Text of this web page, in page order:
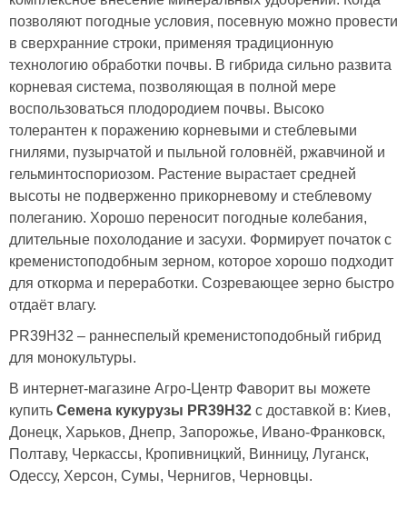
позволяют погодные условия, посевную можно провести
в сверхранние строки, применяя традиционную
технологию обработки почвы. В гибрида сильно развита
корневая система, позволяющая в полной мере
воспользоваться плодородием почвы. Высоко
толерантен к поражению корневыми и стеблевыми
гнилями, пузырчатой и пыльной головнёй, ржавчиной и
гельминтоспориозом. Растение вырастает средней
высоты не подверженно прикорневому и стеблевому
полеганию. Хорошо переносит погодные колебания,
длительные похолодание и засухи. Формирует початок с
кременистоподобным зерном, которое хорошо подходит
для откорма и переработки. Созревающее зерно быстро
отдаёт влагу.
PR39H32 – раннеспелый кременистоподобный гибрид
для монокультуры.
В интернет-магазине Агро-Центр Фаворит вы можете
купить Семена кукурузы PR39H32 с доставкой в: Киев,
Донецк, Харьков, Днепр, Запорожье, Ивано-Франковск,
Полтаву, Черкассы, Кропивницкий, Винницу, Луганск,
Одессу, Херсон, Сумы, Чернигов, Черновцы.